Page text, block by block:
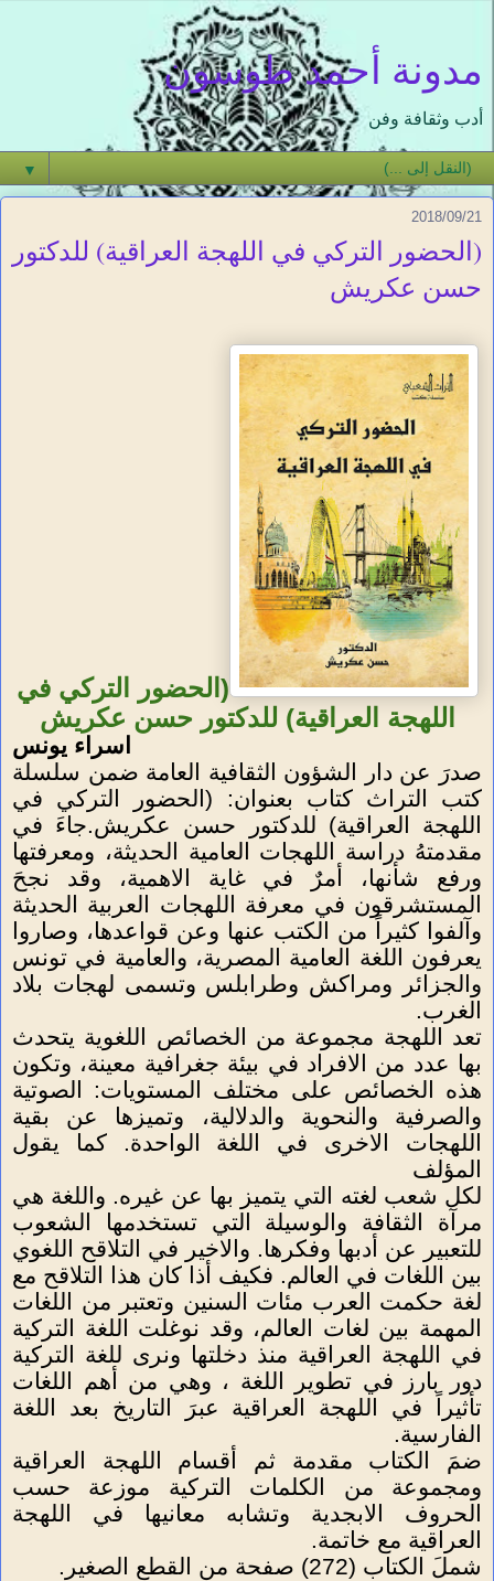
مدونة أحمد طوسون
أدب وثقافة وفن
▼
2018/09/21
(الحضور التركي في اللهجة العراقية) للدكتور
حسن عكريش
(الحضور التركي في
اللهجة العراقية) للدكتور حسن عكريش
اسراء يونس
صدرَ عن دار الشؤون الثقافية العامة ضمن سلسلة
كتب التراث كتاب بعنوان: (الحضور التركي في
اللهجة العراقية) للدكتور حسن عكريش.جاءَ في
مقدمتهُ دراسة اللهجات العامية الحديثة، ومعرفتها
ورفع شأنها، أمرٌ في غاية الاهمية، وقد نجحَ
المستشرقون في معرفة اللهجات العربية الحديثة
وآلفوا كثيراً من الكتب عنها وعن قواعدها، وصاروا
يعرفون اللغة العامية المصرية، والعامية في تونس
والجزائر ومراكش وطرابلس وتسمى لهجات بلاد
الغرب.
تعد اللهجة مجموعة من الخصائص اللغوية يتحدث
بها عدد من الافراد في بيئة جغرافية معينة، وتكون
هذه الخصائص على مختلف المستويات: الصوتية
والصرفية والنحوية والدلالية، وتميزها عن بقية
اللهجات الاخرى في اللغة الواحدة. كما يقول
المؤلف
لكل شعب لغته التي يتميز بها عن غيره. واللغة هي
مرآة الثقافة والوسيلة التي تستخدمها الشعوب
للتعبير عن أدبها وفكرها. والاخير في التلاقح اللغوي
بين اللغات في العالم. فكيف أذا كان هذا التلاقح مع
لغة حكمت العرب مئات السنين وتعتبر من اللغات
المهمة بين لغات العالم، وقد نوغلت اللغة التركية
في اللهجة العراقية منذ دخلتها ونرى للغة التركية
دور بارز في تطوير اللغة ، وهي من أهم اللغات
تأثيراً في اللهجة العراقية عبرَ التاريخ بعد اللغة
الفارسية.
ضمَ الكتاب مقدمة ثم أقسام اللهجة العراقية
ومجموعة من الكلمات التركية موزعة حسب
الحروف الابجدية وتشابه معانيها في اللهجة
العراقية مع خاتمة.
شملَ الكتاب (272) صفحة من القطع الصغير.